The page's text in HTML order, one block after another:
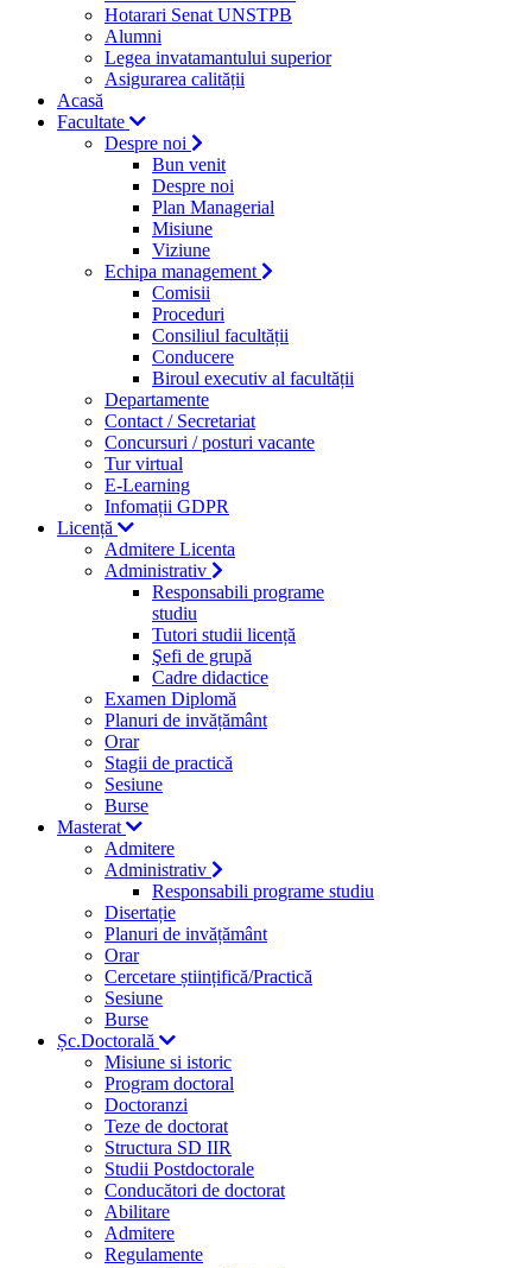
Hotarari Senat UNSTPB
Alumni
Legea invatamantului superior
Asigurarea calității
Acasă
Facultate
Despre noi
Bun venit
Despre noi
Plan Managerial
Misiune
Viziune
Echipa management
Comisii
Proceduri
Consiliul facultății
Conducere
Biroul executiv al facultății
Departamente
Contact / Secretariat
Concursuri / posturi vacante
Tur virtual
E-Learning
Infomații GDPR
Licență
Admitere Licenta
Administrativ
Responsabili programe
studiu
Tutori studii licență
Şefi de grupă
Cadre didactice
Examen Diplomă
Planuri de invățământ
Orar
Stagii de practică
Sesiune
Burse
Masterat
Admitere
Administrativ
Responsabili programe studiu
Disertație
Planuri de invățământ
Orar
Cercetare științifică/Practică
Sesiune
Burse
Șc.Doctorală
Misiune si istoric
Program doctoral
Doctoranzi
Teze de doctorat
Structura SD IIR
Studii Postdoctorale
Conducători de doctorat
Abilitare
Admitere
Regulamente